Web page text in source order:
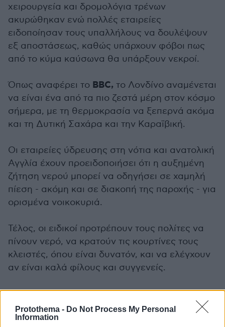
Protothema - Do Not Process My Personal
Information
χειρουργεία και δρομολόγια τρένων
ακυρώθηκαν ενώ πολλές εταιρείες
ειδοποίησαν τους υπαλλήλους να δουλέψουν
εξ αποστάσεως, καθώς υπάρχουν φόβοι πως
από το κύμα καύσωνα θα υπάρξουν νεκροί.
Όπως αναφέρει το ΒΒC, το Λονδίνο αναμένεται
να είναι ένα από τα πιο ζεστά μέρη στον κόσμο
σήμερα, με τη θερμοκρασία να ξεπερνά ακόμα
και τη Δυτική Σαχάρα και την Καραϊβική.
Οι εταιρείες ύδρευσης στη νότια και ανατολική
Αγγλία έχουν προειδοποιήσει ότι η αυξημένη
ζήτηση νερού μπορεί να οδηγήσει σε χαμηλή
πίεση - ακόμη και σε διακοπή της παροχής - για
ορισμένα νοικοκυριά.
Τέλος, οι ειδικοί προτρέπουν τους πολίτες να
πίνουν νερό, να κρατούν τις κουρτίνες τους
κλειστές, όπου είναι δυνατόν, και να ελέγχουν
αν είναι καλά φίλους και συγγενείς.
Σε «κόκκινο συναγερμό» 15 περιφέρειες στη
Γαλλία